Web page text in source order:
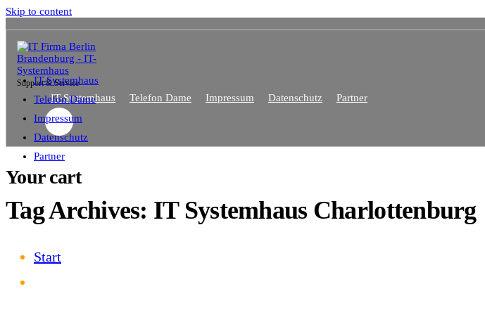
Skip to content
Support & Service
IT-Systemhaus Telefon Dame Impressum Datenschutz Partner
IT-Systemhaus
Telefon Dame
Impressum
Datenschutz
Partner
Your cart
Tag Archives: IT Systemhaus Charlottenburg
Start